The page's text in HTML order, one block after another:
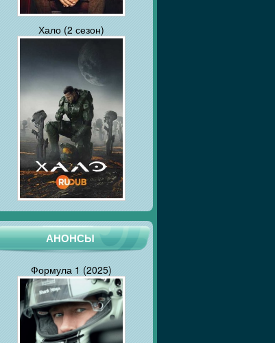
Хало (2 сезон)
АНОНСЫ
Формула 1 (2025)